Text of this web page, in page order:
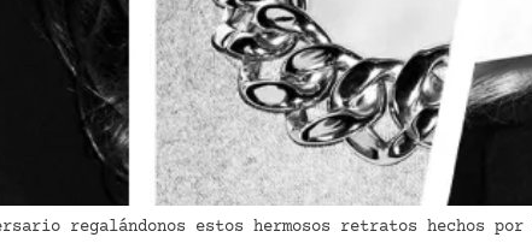
regalándonos estos hermosos retratos hechos por